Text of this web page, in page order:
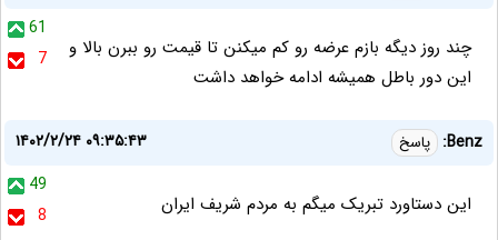
61
7
چند روز دیگه بازم عرضه رو کم میکنن تا قیمت رو ببرن بالا و
این دور باطل همیشه ادامه خواهد داشت
Benz: پاسخ
۱۴۰۲/۲/۲۴ ۰۹:۳۵:۴۳
49
8
این دستاورد تبریک میگم به مردم شریف ایران